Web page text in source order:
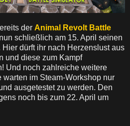
der Animal Revolt Battle
schließlich am 15. April seinen
dürft ihr nach Herzenslust aus
und diese zum Kampf
Und noch zahlreiche weitere
warten im Steam-Workshop nur
ausgetestet zu werden. Den
noch bis zum 22. April um